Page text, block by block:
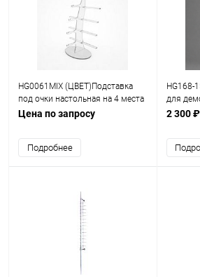
HG0061MIX (ЦВЕТ)Подставка
под очки настольная на 4 места
Н=29 см
Цена по запросу
Подробнее
HG168-
для
мест
2 300 ₽